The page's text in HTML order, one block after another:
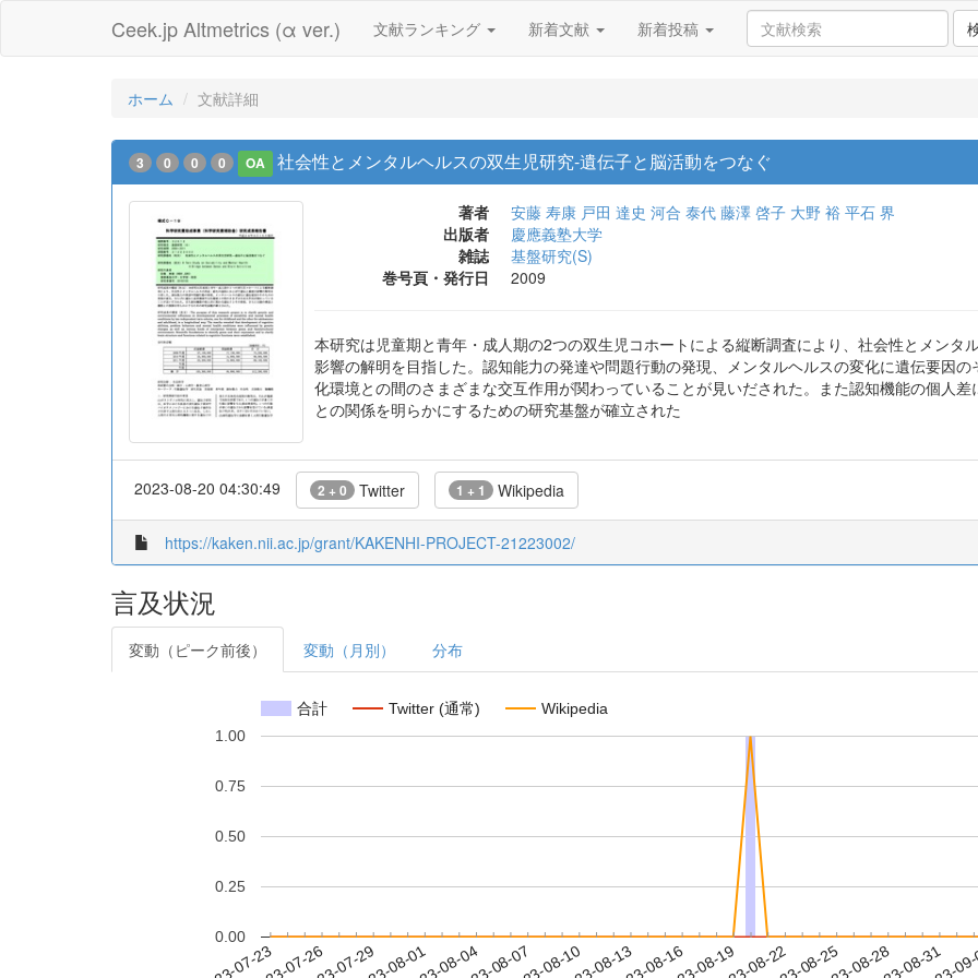
Ceek.jp Altmetrics (α ver.) 文献ランキング 新着文献 新着投稿
ホーム 文献詳細
3 0 0 0 OA 社会性とメンタルヘルスの双生児研究-遺伝子と脳活動をつなぐ
著者 安藤 寿康 戸田 達史 河合 泰代 藤澤 啓子 大野 裕 平石 界
出版者
慶應義塾大学
雑誌
基盤研究(S)
巻号頁・発行日
2009
本研究は児童期と青年・成人期の2つの双生児コホートによる縦断調査により、社会性とメンタ
影響の解明を目指した。認知能力の発達や問題行動の発現、メンタルヘルスの変化に遺伝要因
化環境との間のさまざまな交互作用が関わっていることが見いだされた。また認知機能の個人
との関係を明らかにするための研究基盤が確立された
2023-08-20 04:30:49 2 + 0 Twitter 1 + 1 Wikipedia
https://kaken.nii.ac.jp/grant/KAKENHI-PROJECT-21223002/
言及状況
変動（ピーク前後） 変動（月別） 分布
合計 Twitter (通常) Wikipedia
0.00
0.25
0.50
0.75
1.00